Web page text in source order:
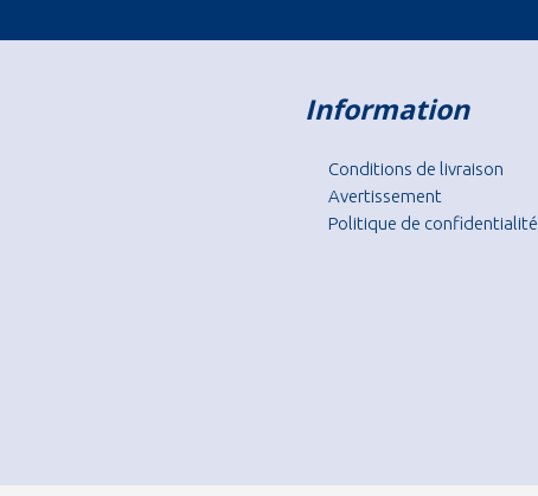
Information
Conditions de livraison
Avertissement
Politique de confidentialité